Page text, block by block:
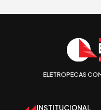
ELETROPECAS
INSTITUCIONAL